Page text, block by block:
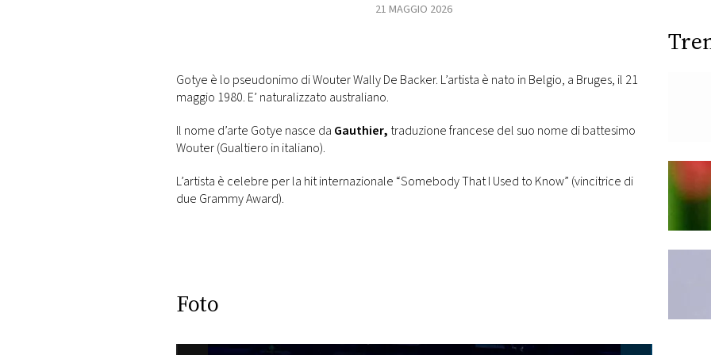
RMC
CONSIGLIA
21 MAGGIO 2026
Gotye è lo pseudonimo di Wouter Wally De Backer. L’artista è nato in Belgio, a Bruges, il 21
maggio 1980. E’ naturalizzato australiano.
Il nome d’arte Gotye nasce da Gauthier, traduzione francese del suo nome di battesimo
Wouter (Gualtiero in italiano).
L’artista è celebre per la hit internazionale “Somebody That I Used to Know” (vincitrice di
due Grammy Award).
Foto